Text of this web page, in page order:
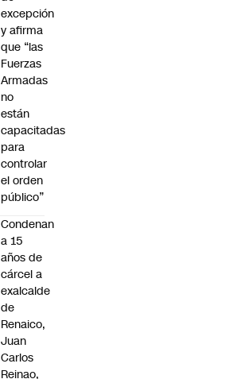
excepción
y afirma
que “las
Fuerzas
Armadas
no
están
capacitadas
para
controlar
el orden
público”
Condenan
a 15
años de
cárcel a
exalcalde
de
Renaico,
Juan
Carlos
Reinao,